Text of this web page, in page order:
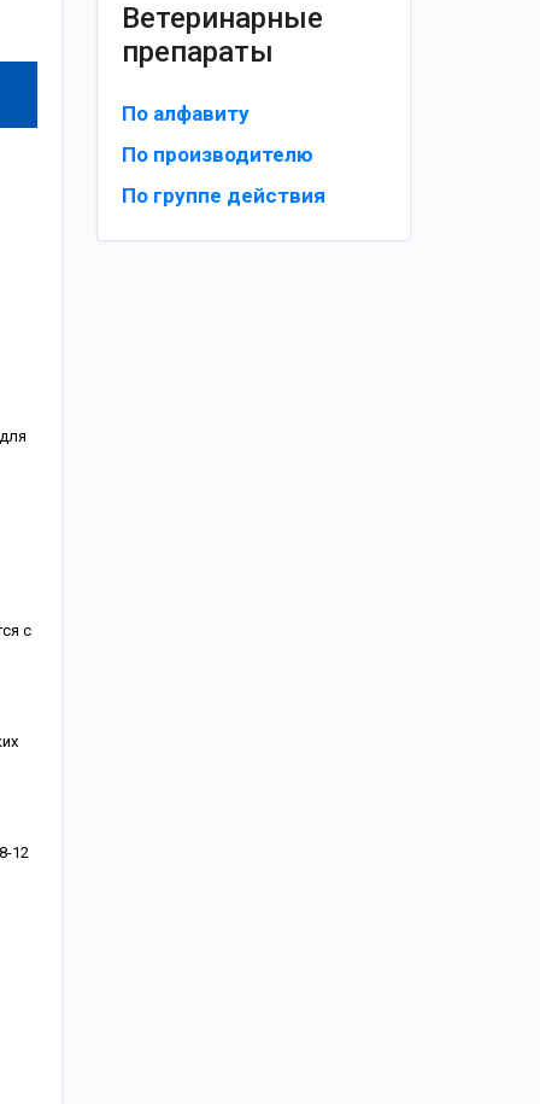
Ветеринарные
препараты
По алфавиту
По производителю
По группе действия
с
12